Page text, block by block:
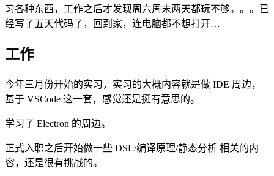
习各种东西，工作之后才发现周六周末两天都玩不够。。。已
经写了五天代码了，回到家，连电脑都不想打开…
工作
今年三月份开始的实习，实习的大概内容就是做 IDE 周边，
基于 VSCode 这一套，感觉还是挺有意思的。
学习了 Electron 的周边。
正式入职之后开始做一些 DSL/编译原理/静态分析 相关的内
容，还是很有挑战的。